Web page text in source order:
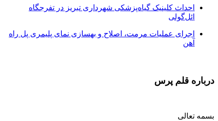
احداث کلینیک گیاه‌پزشکی شهرداری تبریز در تفرجگاه
ائل‌گولی
اجرای عملیات مرمت، اصلاح و بهسازی نمای پلیمری پل راه
آهن
درباره قلم پرس
بسمه تعالی